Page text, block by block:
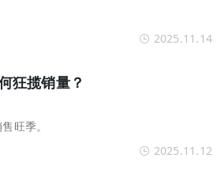
2025.11.14
狂揽销量？
旺季。
2025.11.12